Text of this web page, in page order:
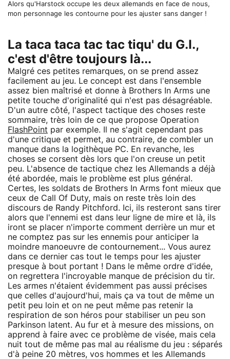
Alors qu'Harstock occupe les deux allemands en face de nous,
mon personnage les contourne pour les ajuster sans danger !
La taca taca tac tac tiqu' du G.I.,
c'est d'être toujours là...
Malgré ces petites remarques, on se prend assez
facilement au jeu. Le concept est dans l'ensemble
assez bien maîtrisé et donne à Brothers In Arms une
petite touche d'originalité qui n'est pas désagréable.
D'un autre côté, l'aspect tactique des choses reste
sommaire, très loin de ce que propose Operation
FlashPoint par exemple. Il ne s'agit cependant pas
d'une critique et permet, au contraire, de combler un
manque dans la logithèque PC. En revanche, les
choses se corsent dès lors que l'on creuse un petit
peu. L'absence de tactique chez les Allemands a déjà
été abordée, mais le problème est plus général.
Certes, les soldats de Brothers In Arms font mieux que
ceux de Call Of Duty, mais on reste très loin des
discours de Randy Pitchford. Ici, ils resteront sans tirer
alors que l'ennemi est dans leur ligne de mire et là, ils
iront se placer n'importe comment derrière un mur et
ne comptez pas sur les ennemis pour anticiper la
moindre manoeuvre de contournement... Vous aurez
dans ce dernier cas tout le temps pour les ajuster
presque à bout portant ! Dans le même ordre d'idée,
on regrettera l'incroyable manque de précision du tir.
Les armes n'étaient évidemment pas aussi précises
que celles d'aujourd'hui, mais ça va tout de même un
petit peu loin et on ne peut même pas retenir la
respiration de son héros pour stabiliser un peu son
Parkinson latent. Au fur et à mesure des missions, on
apprend à faire avec ce problème de visée, mais cela
nuit tout de même pas mal au réalisme du jeu : séparés
d'à peine 20 mètres, vos hommes et les Allemands